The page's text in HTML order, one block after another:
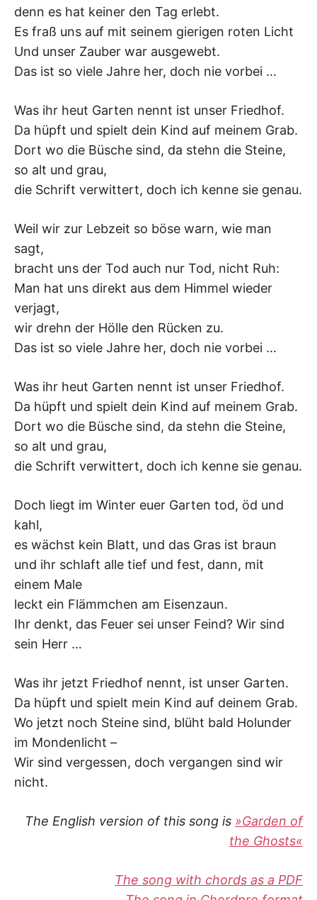
denn es hat keiner den Tag erlebt.
Es fraß uns auf mit seinem gierigen roten Licht
Und unser Zauber war ausgewebt.
Das ist so viele Jahre her, doch nie vorbei …
Was ihr heut Garten nennt ist unser Friedhof.
Da hüpft und spielt dein Kind auf meinem Grab.
Dort wo die Büsche sind, da stehn die Steine,
so alt und grau,
die Schrift verwittert, doch ich kenne sie genau.
Weil wir zur Lebzeit so böse warn, wie man
sagt,
bracht uns der Tod auch nur Tod, nicht Ruh:
Man hat uns direkt aus dem Himmel wieder
verjagt,
wir drehn der Hölle den Rücken zu.
Das ist so viele Jahre her, doch nie vorbei …
Was ihr heut Garten nennt ist unser Friedhof.
Da hüpft und spielt dein Kind auf meinem Grab.
Dort wo die Büsche sind, da stehn die Steine,
so alt und grau,
die Schrift verwittert, doch ich kenne sie genau.
Doch liegt im Winter euer Garten tod, öd und
kahl,
es wächst kein Blatt, und das Gras ist braun
und ihr schlaft alle tief und fest, dann, mit
einem Male
leckt ein Flämmchen am Eisenzaun.
Ihr denkt, das Feuer sei unser Feind? Wir sind
sein Herr …
Was ihr jetzt Friedhof nennt, ist unser Garten.
Da hüpft und spielt mein Kind auf deinem Grab.
Wo jetzt noch Steine sind, blüht bald Holunder
im Mondenlicht –
Wir sind vergessen, doch vergangen sind wir
nicht.
The English version of this song is »Garden of
the Ghosts«
The song with chords as a PDF